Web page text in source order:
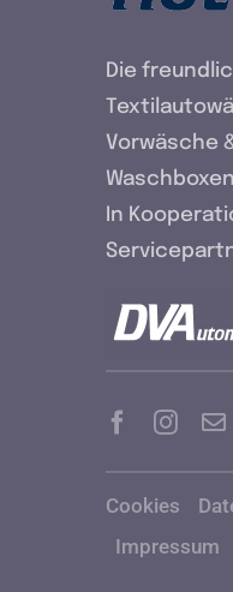
Die
Vorwäsche
Waschboxen
In
Cookies
Impressum